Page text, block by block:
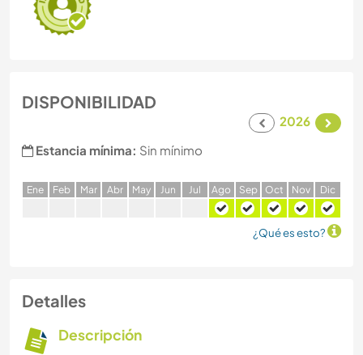
DISPONIBILIDAD
2026
Estancia mínima: Sin mínimo
Ene Feb Mar Abr May Jun Jul Ago Sep Oct Nov Dic
¿Qué es esto?
Detalles
Descripción